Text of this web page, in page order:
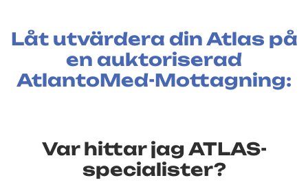
Låt utvärdera din Atlas på
en auktoriserad
AtlantoMed-Mottagning:
Var hittar jag ATLAS-
specialister?